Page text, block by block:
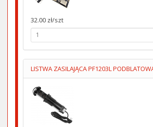
32.00 zł/szt